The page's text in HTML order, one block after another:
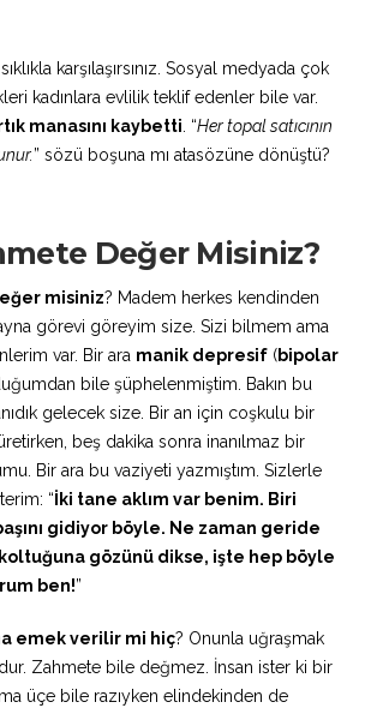
karşılaşırsınız. Sosyal medyada çok
kadınlara evlilik teklif edenler bile var.
manasını kaybetti. “Her topal satıcının
” sözü boşuna mı atasözüne dönüştü?
Değer Misiniz?
misiniz? Madem herkes kendinden
görevi göreyim size. Sizi bilmem ama
var. Bir ara manik depresif (bipolar
bile şüphelenmiştim. Bakın bu
gelecek size. Bir an için coşkulu bir
beş dakika sonra inanılmaz bir
Bir ara bu vaziyeti yazmıştım. Sizlerle
“İki tane aklım var benim. Biri
gidiyor böyle. Ne zaman geride
gözünü dikse, işte hep böyle
ben!”
emek verilir mi hiç? Onunla uğraşmak
Zahmete bile değmez. İnsan ister ki bir
üçe bile razıyken elindekinden de